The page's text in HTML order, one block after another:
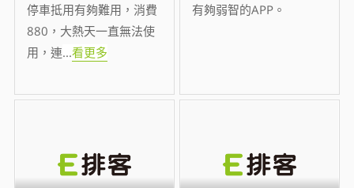
停車抵用有夠難用，消費
880，大熱天一直無法使
用，連...看更多
有夠弱智的APP。